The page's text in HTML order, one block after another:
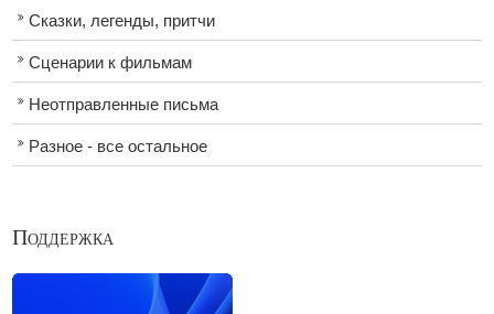
Сказки, легенды, притчи
Сценарии к фильмам
Неотправленные письма
Разное - все остальное
Поддержка